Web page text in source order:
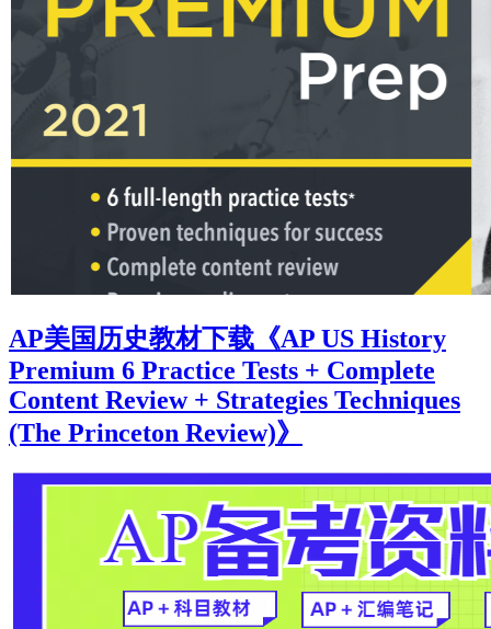
AP美国历史教材下载《AP US History
Premium 6 Practice Tests + Complete
Content Review + Strategies Techniques
(The Princeton Review)》